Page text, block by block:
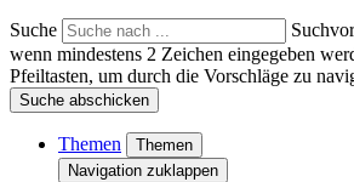
Suche
wenn mindestens 2 Zeichen eingegeben
Pfeiltasten, um durch die Vorschläge zu
Suche abschicken
Themen
Themen
Navigation zuklappen